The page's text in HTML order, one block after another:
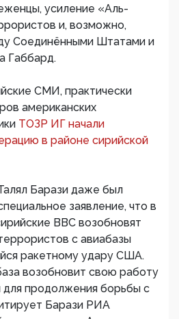
усиление «Аль-
и, возможно,
Соединёнными Штатами и
Габбард.
СМИ, практически
американских
ТОЗР ИГ начали
в районе сирийской
Барази даже был
заявление, что в
ВВС возобновят
с авиабазы
ракетному удару США.
возобновит свою работу
продолжения борьбы с
Барази РИА